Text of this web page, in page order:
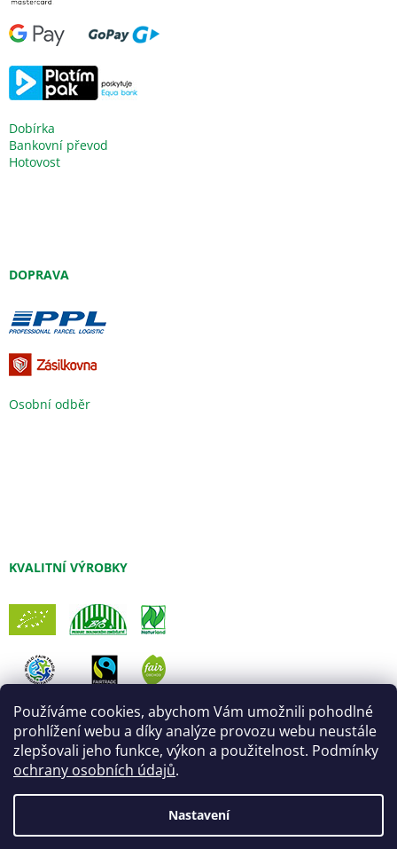
Používáme cookies, abychom Vám umožnili pohodlné
prohlížení webu a díky analýze provozu webu neustále
zlepšovali jeho funkce, výkon a použitelnost. Podmínky
ochrany osobních údajů.
Nastavení
Dobírka
Bankovní převod
Hotovost
DOPRAVA
Osobní odběr
KVALITNÍ VÝROBKY
Vytvořil ShoptetÚprava šablony:Marketingwebu